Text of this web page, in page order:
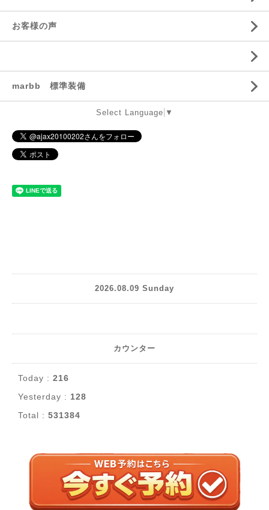
お客様の声
marbb 標準装備
Select Language ▼
2026.08.09 Sunday
カウンター
Today : 216
Yesterday : 128
Total : 531384